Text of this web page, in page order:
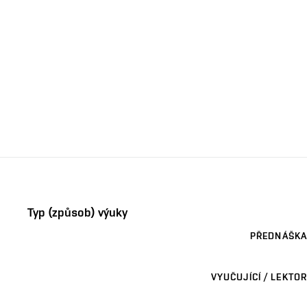
Typ (způsob) výuky
PŘEDNÁŠKA
VYUČUJÍCÍ / LEKTOR